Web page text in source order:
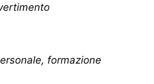
formazione